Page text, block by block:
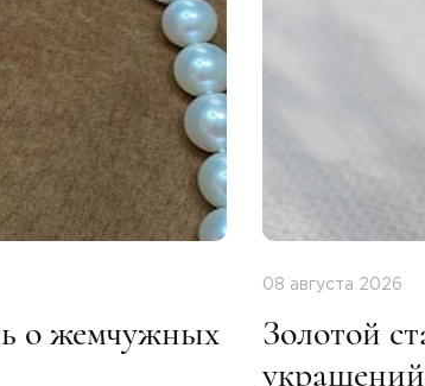
о жемчужных
08 августа 2026
Золотой